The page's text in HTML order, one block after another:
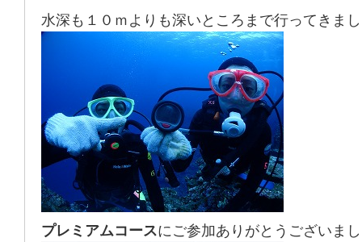
水深も１０ｍよりも深いところまで行ってきま
プレミアムコースにご参加ありがとうございま